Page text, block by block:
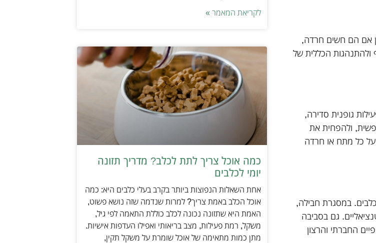
אם הם חשים חרדה,
ולהתנהגות הכללית של
גופנית סדירה,
ולהפחית את
על כל מתח או חרדה
במסגרת חבילה,
גם בסביבה
החברתי והרצון
לקריאת המאמר »
כמה אוכל צריך לתת לכלב? מדריך תזונה
יומי לכלבים
אחת השאלות הנפוצות ביותר בקרב בעלי כלבים היא: כמה
אוכל הכלב באמת צריך? למרות שנדמה שזה נושא פשוט,
האמת היא שתזונה נכונה לכלב כוללת התאמה לפי גיל,
משקל, רמת פעילות, מצב בריאותי ואפילו העדפות אישיות.
מתן כמות מתאימה של אוכל שומרת על משקל תקין,